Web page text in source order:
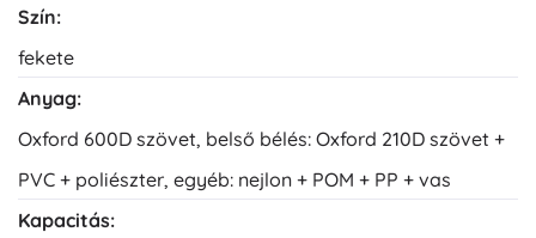
Szín:
fekete
Anyag:
Oxford 600D szövet, belső bélés: Oxford 210D szövet +
PVC + poliészter, egyéb: nejlon + POM + PP + vas
Kapacitás: